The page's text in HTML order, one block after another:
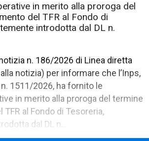
in merito alla proroga del
del TFR al Fondo di
introdotta dal DL n.
n. 186/2026 di Linea diretta
notizia) per informare che l’Inps,
1511/2026, ha fornito le
in merito alla proroga del termine
al Fondo di Tesoreria,
dal DL n...